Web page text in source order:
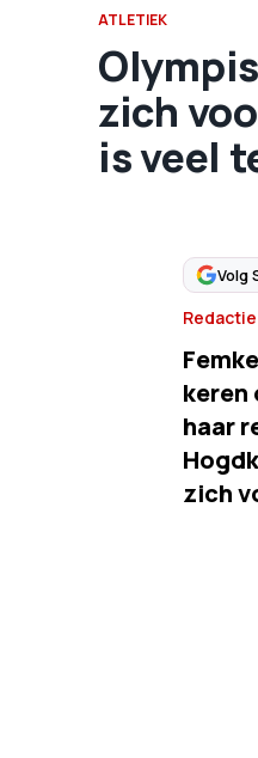
ATLETIEK
zich
is veel
Volg
keren
haar
zich